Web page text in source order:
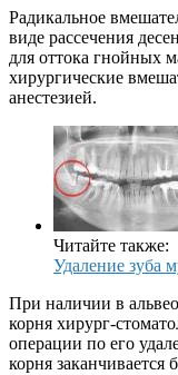
Радикальное
виде рассечения
для оттока гнойных
хирургические
анестезией.
Читайте также:
Удаление зуба
При наличии в
корня хирург-
операции по его
корня